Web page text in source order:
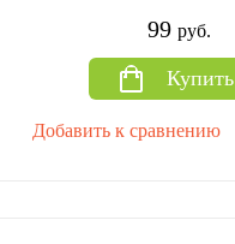
99 руб.
Купить
Добавить к сравнению